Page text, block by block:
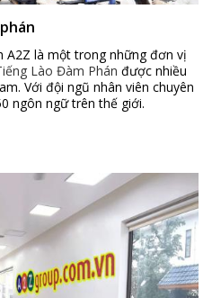
A2Z là một trong những đơn vị
Lào Đàm Phán được nhiều
Với đội ngũ nhân viên chuyên
ngôn ngữ trên thế giới.